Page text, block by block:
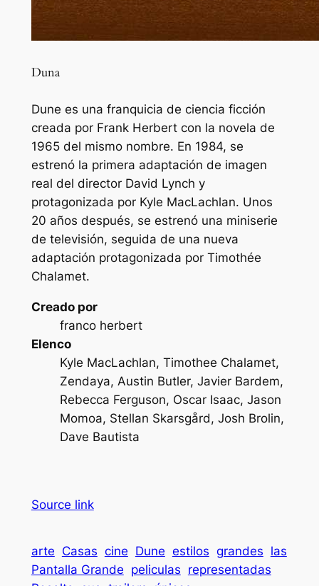
Duna
Dune es una franquicia de ciencia ficción
creada por Frank Herbert con la novela de
1965 del mismo nombre. En 1984, se
estrenó la primera adaptación de imagen
real del director David Lynch y
protagonizada por Kyle MacLachlan. Unos
20 años después, se estrenó una miniserie
de televisión, seguida de una nueva
adaptación protagonizada por Timothée
Chalamet.
Creado por
franco herbert
Elenco
Kyle MacLachlan, Timothee Chalamet,
Zendaya, Austin Butler, Javier Bardem,
Rebecca Ferguson, Oscar Isaac, Jason
Momoa, Stellan Skarsgård, Josh Brolin,
Dave Bautista
Source link
arte Casas cine Dune estilos grandes las
Pantalla Grande peliculas representadas